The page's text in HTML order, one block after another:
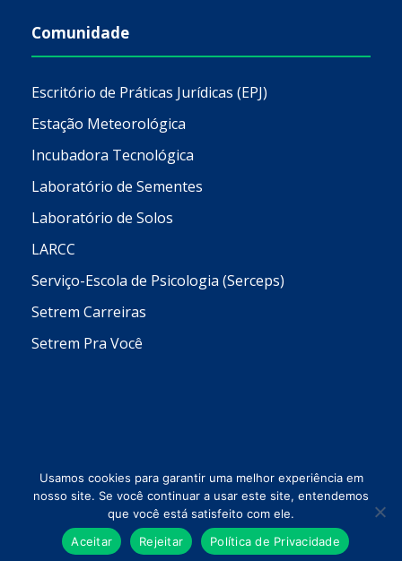
Comunidade
Escritório de Práticas Jurídicas (EPJ)
Estação Meteorológica
Incubadora Tecnológica
Laboratório de Sementes
Laboratório de Solos
LARCC
Serviço-Escola de Psicologia (Serceps)
Setrem Carreiras
Setrem Pra Você
Todos os direitos reservados © 2026 Setrem
Usamos cookies para garantir uma melhor experiência em
nosso site. Se você continuar a usar este site, entendemos
que você está satisfeito com ele.
Aceitar
Rejeitar Política de Privacidade